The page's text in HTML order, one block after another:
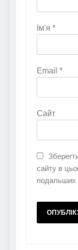
Ім'я *
Email *
Сайт
сайту в
подальших